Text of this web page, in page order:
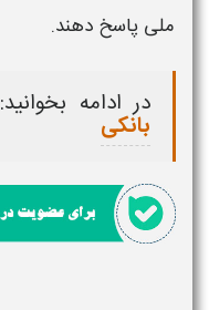
ملی پاسخ دهند.
در ادامه بخوانید:
بانکی